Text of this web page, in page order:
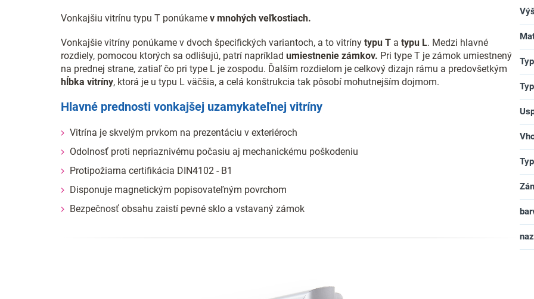
Vonkajšiu vitrínu typu T ponúkame v mnohých veľkostiach.
Vonkajšie vitríny ponúkame v dvoch špecifických variantoch, a to vitríny typu T a typu L. Medzi hlavné
rozdiely, pomocou ktorých sa odlišujú, patrí napríklad umiestnenie zámkov. Pri type T je zámok umiestnený
na prednej strane, zatiaľ čo pri type L je zospodu. Ďalším rozdielom je celkový dizajn rámu a predovšetkým
hĺbka vitríny, ktorá je u typu L väčšia, a celá konštrukcia tak pôsobí mohutnejším dojmom.
Hlavné prednosti vonkajšej uzamykateľnej vitríny
Vitrína je skvelým prvkom na prezentáciu v exteriéroch
Odolnosť proti nepriaznivému počasiu aj mechanickému poškodeniu
Protipožiarna certifikácia DIN4102 - B1
Disponuje magnetickým popisovateľným povrchom
Bezpečnosť obsahu zaistí pevné sklo a vstavaný zámok